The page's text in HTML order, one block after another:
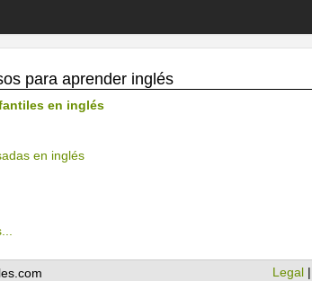
para aprender inglés
en inglés
en inglés
Legal |